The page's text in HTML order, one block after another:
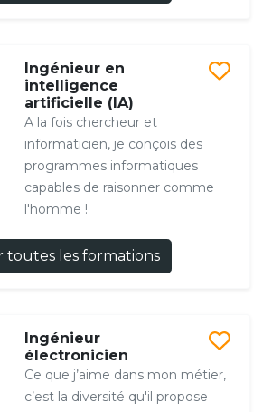
Ingénieur en
intelligence
artificielle (IA)
A la fois chercheur et
informaticien, je conçois des
programmes informatiques
capables de raisonner comme
l'homme !
toutes les formations
Ingénieur
électronicien
Ce que j’aime dans mon métier,
c’est la diversité qu'il propose